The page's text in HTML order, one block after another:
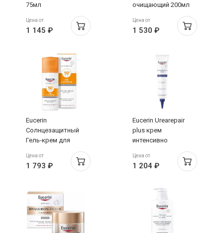
75мл
Цена от
1 145 ₽
очищающий 200мл
Цена от
1 530 ₽
Eucerin
Солнцезащитный
Гель-крем для
проблемной кожи
лица SPF50+ 50мл
Цена от
1 793 ₽
Eucerin Urearepair
plus крем
интенсивно
восстанавливающий
75мл
Цена от
1 204 ₽